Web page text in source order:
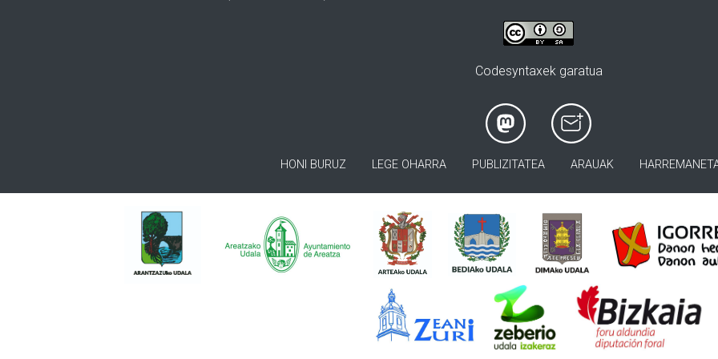
Codesyntaxek garatua
HONI BURUZ LEGE OHARRA PUBLIZITATEA ARAUAK